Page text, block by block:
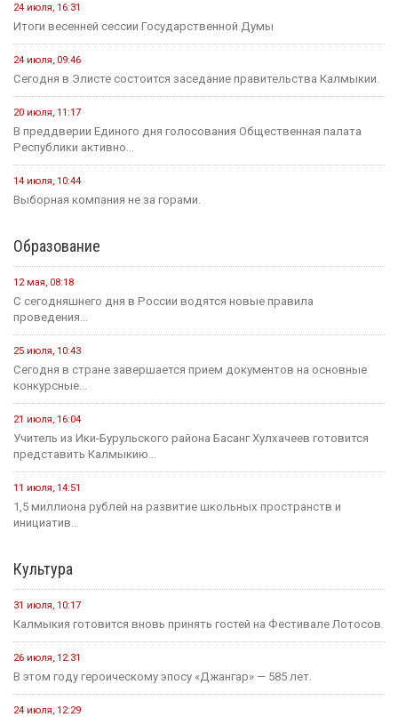
24 июля, 16:31
Итоги весенней сессии Государственной Думы
24 июля, 09:46
Сегодня в Элисте состоится заседание правительства Калмыкии.
20 июля, 11:17
В преддверии Единого дня голосования Общественная палата
Республики активно...
14 июля, 10:44
Выборная компания не за горами.
Образование
12 мая, 08:18
С сегодняшнего дня в России водятся новые правила
проведения...
25 июля, 10:43
Сегодня в стране завершается прием документов на основные
конкурсные...
21 июля, 16:04
Учитель из Ики-Бурульского района Басанг Хулхачеев готовится
представить Калмыкию...
11 июля, 14:51
1,5 миллиона рублей на развитие школьных пространств и
инициатив...
Культура
31 июля, 10:17
Калмыкия готовится вновь принять гостей на Фестивале Лотосов.
26 июля, 12:31
В этом году героическому эпосу «Джангар» — 585 лет.
24 июля, 12:29